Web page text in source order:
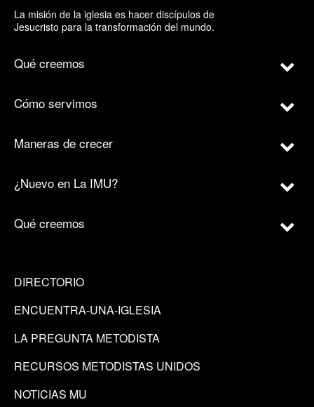
La misión de la iglesia es hacer discípulos de
Jesucristo para la transformación del mundo.
Qué creemos
Cómo servimos
Maneras de crecer
¿Nuevo en La IMU?
Qué creemos
DIRECTORIO
ENCUENTRA-UNA-IGLESIA
LA PREGUNTA METODISTA
RECURSOS METODISTAS UNIDOS
NOTICIAS MU